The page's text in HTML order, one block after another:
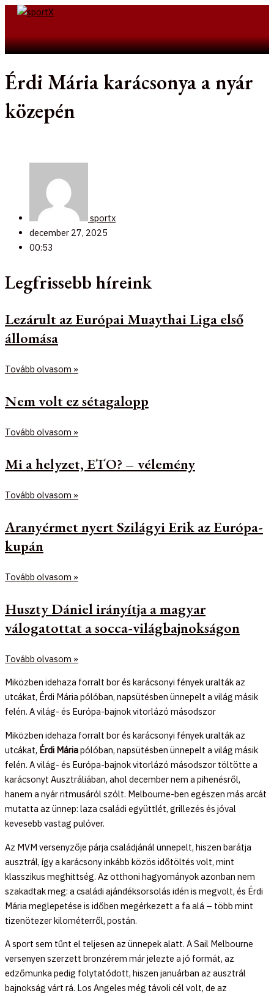
Skip
Érdi Mária karácsonya a nyár
közepén
sportx
december 27, 2025
00:53
Legfrissebb híreink
Lezárult az Európai Muaythai Liga első
állomása
Tovább olvasom »
Nem volt ez sétagalopp
Tovább olvasom »
Mi a helyzet, ETO? – vélemény
Tovább olvasom »
Aranyérmet nyert Szilágyi Erik az Európa-
kupán
Tovább olvasom »
Huszty Dániel irányítja a magyar
válogatottat a socca-világbajnokságon
Tovább olvasom »
Miközben idehaza forralt bor és karácsonyi fények uralták az
utcákat, Érdi Mária pólóban, napsütésben ünnepelt a világ másik
felén. A világ- és Európa-bajnok vitorlázó másodszor
Miközben idehaza forralt bor és karácsonyi fények uralták az
utcákat, Érdi Máriapólóban, napsütésben ünnepelt a világ másik
felén. A világ- és Európa-bajnok vitorlázó másodszor töltötte a
karácsonyt Ausztráliában, ahol december nem a pihenésről,
hanem a nyár ritmusáról szólt. Melbourne-ben egészen más arcát
mutatta az ünnep: laza családi együttlét, grillezés és jóval
kevesebb vastag pulóver.
Az MVM versenyzője párja családjánál ünnepelt, hiszen barátja
ausztrál, így a karácsony inkább közös időtöltés volt, mint
klasszikus meghittség. Az otthoni hagyományok azonban nem
szakadtak meg: a családi ajándéksorsolás idén is megvolt, és Érdi
Mária meglepetése is időben megérkezett a fa alá – több mint
tizenötezer kilométerről, postán.
A sport sem tűnt el teljesen az ünnepek alatt. A Sail Melbourne
versenyen szerzett bronzérem már jelezte a jó formát, az
edzőmunka pedig folytatódott, hiszen januárban az ausztrál
bajnokság várt rá. Los Angeles még távoli cél volt, de az